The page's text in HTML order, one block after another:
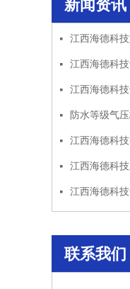
新闻资讯
넷
넷
넷
넷
넷
넷
넷
联系我们